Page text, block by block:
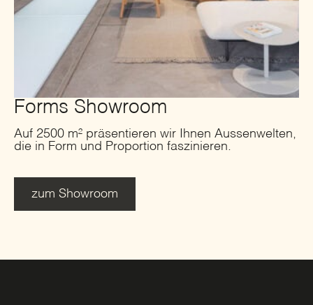
Forms Showroom
Auf 2500 m² präsentieren wir Ihnen Aussenwelten,
die in Form und Proportion faszinieren.
zum Showroom